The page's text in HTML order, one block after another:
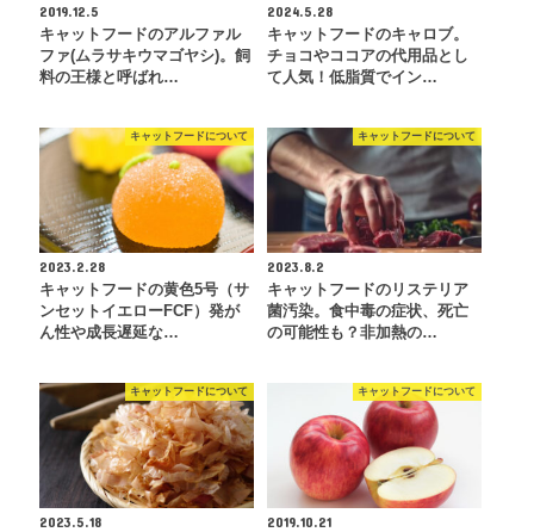
2019.12.5
キャットフードのアルファル
ファ(ムラサキウマゴヤシ)。飼
料の王様と呼ばれ…
2024.5.28
キャットフードのキャロブ。
チョコやココアの代用品とし
て人気！低脂質でイン…
キャットフードについて
2023.2.28
キャットフードの黄色5号（サ
ンセットイエローFCF）発が
ん性や成長遅延な…
キャットフードについて
2023.8.2
キャットフードのリステリア
菌汚染。食中毒の症状、死亡
の可能性も？非加熱の…
キャットフードについて
2023.5.18
キャットフードについて
2019.10.21